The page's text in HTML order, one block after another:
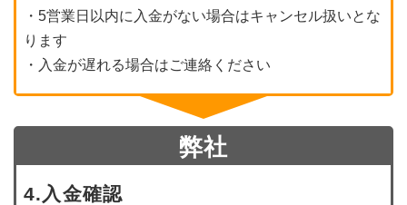
・5営業日以内に入金がない場合はキャンセル扱いとな
ります
・入金が遅れる場合はご連絡ください
弊社
4.入金確認